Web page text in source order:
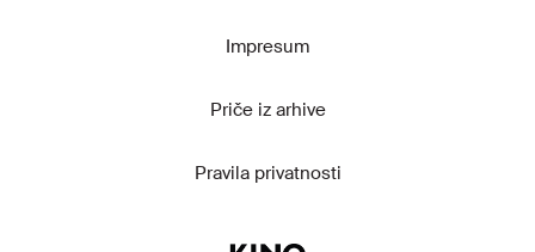
Impresum
Priče iz arhive
Pravila privatnosti